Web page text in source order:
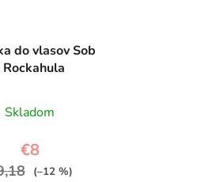
do vlasov Sob
Rockahula
Skladom
€8
(–12 %)